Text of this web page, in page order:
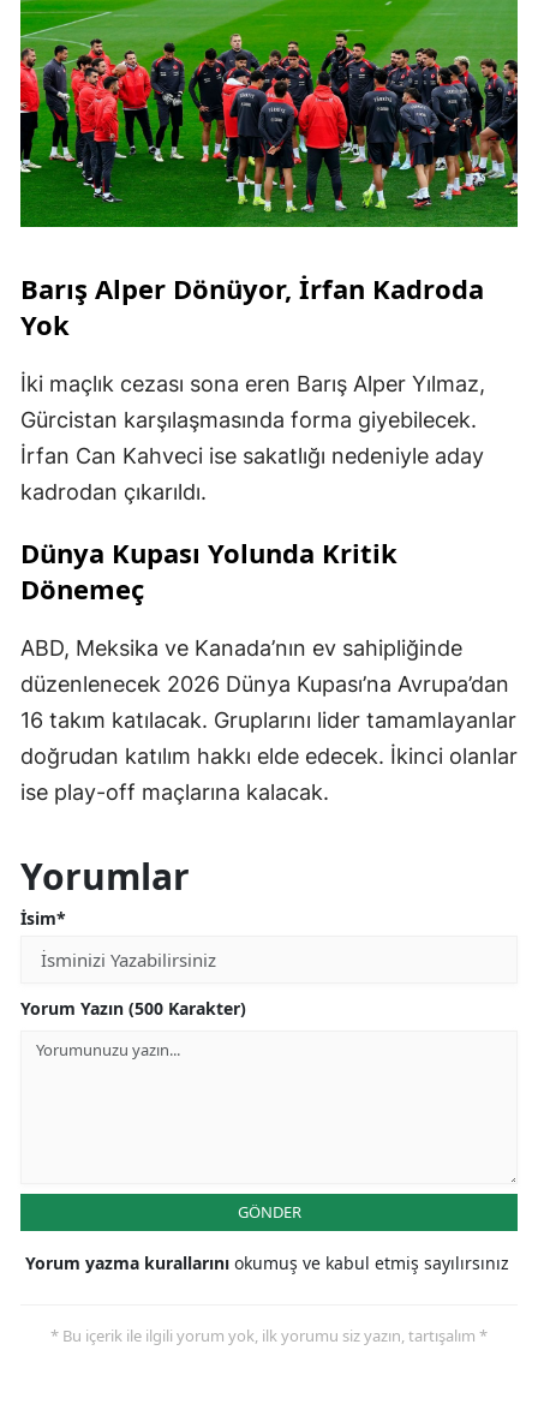
Barış Alper Dönüyor, İrfan Kadroda
Yok
İki maçlık cezası sona eren Barış Alper Yılmaz,
Gürcistan karşılaşmasında forma giyebilecek.
İrfan Can Kahveci ise sakatlığı nedeniyle aday
kadrodan çıkarıldı.
Dünya Kupası Yolunda Kritik
Dönemeç
ABD, Meksika ve Kanada’nın ev sahipliğinde
düzenlenecek 2026 Dünya Kupası’na Avrupa’dan
16 takım katılacak. Gruplarını lider tamamlayanlar
doğrudan katılım hakkı elde edecek. İkinci olanlar
ise play-off maçlarına kalacak.
Yorumlar
İsim*
Yorum Yazın (500 Karakter)
GÖNDER
Yorum yazma kurallarını okumuş ve kabul etmiş sayılırsınız
* Bu içerik ile ilgili yorum yok, ilk yorumu siz yazın, tartışalım *